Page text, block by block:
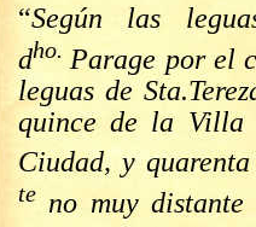
“Según las
dho. Parage por el
leguas de
quince de la Villa
Ciudad, y
te no muy